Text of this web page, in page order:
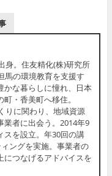
身。住友精化(株)研究所
馬の環境教育を支援す
かな暮らしに憧れ、日本
・香美町へ移住。
りに関わり、地域資源
業者に出会う。2014年9
スを設立。年30回の講
ングを実施。事業者の
につなげるアドバイスを